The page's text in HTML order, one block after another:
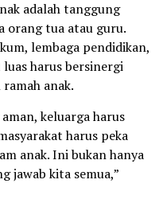
adalah tanggung
orang tua atau guru.
lembaga pendidikan,
luas harus bersinergi
anak.
keluarga harus
harus peka
anak. Ini bukan hanya
jawab kita semua,”